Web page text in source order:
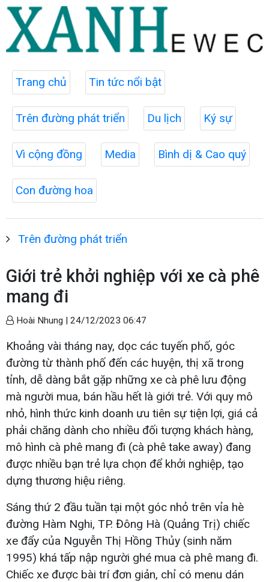
Trang chủ Tin tức nổi bật
Trên đường phát triển Du lịch Ký sự
Vì cộng đồng Media Bình dị & Cao quý
Con đường hoa
Trên đường phát triển
Giới trẻ khởi nghiệp với xe cà phê
mang đi
Hoài Nhung | 24/12/2023 06:47
Khoảng vài tháng nay, dọc các tuyến phố, góc
đường từ thành phố đến các huyện, thị xã trong
tỉnh, dễ dàng bắt gặp những xe cà phê lưu động
mà người mua, bán hầu hết là giới trẻ. Với quy mô
nhỏ, hình thức kinh doanh ưu tiên sự tiện lợi, giá cả
phải chăng dành cho nhiều đối tượng khách hàng,
mô hình cà phê mang đi (cà phê take away) đang
được nhiều bạn trẻ lựa chọn để khởi nghiệp, tạo
dựng thương hiệu riêng.
Sáng thứ 2 đầu tuần tại một góc nhỏ trên vỉa hè
đường Hàm Nghi, TP. Đông Hà (Quảng Trị) chiếc
xe đẩy của Nguyễn Thị Hồng Thủy (sinh năm
1995) khá tấp nập người ghé mua cà phê mang đi.
Chiếc xe được bài trí đơn giản, chỉ có menu dán